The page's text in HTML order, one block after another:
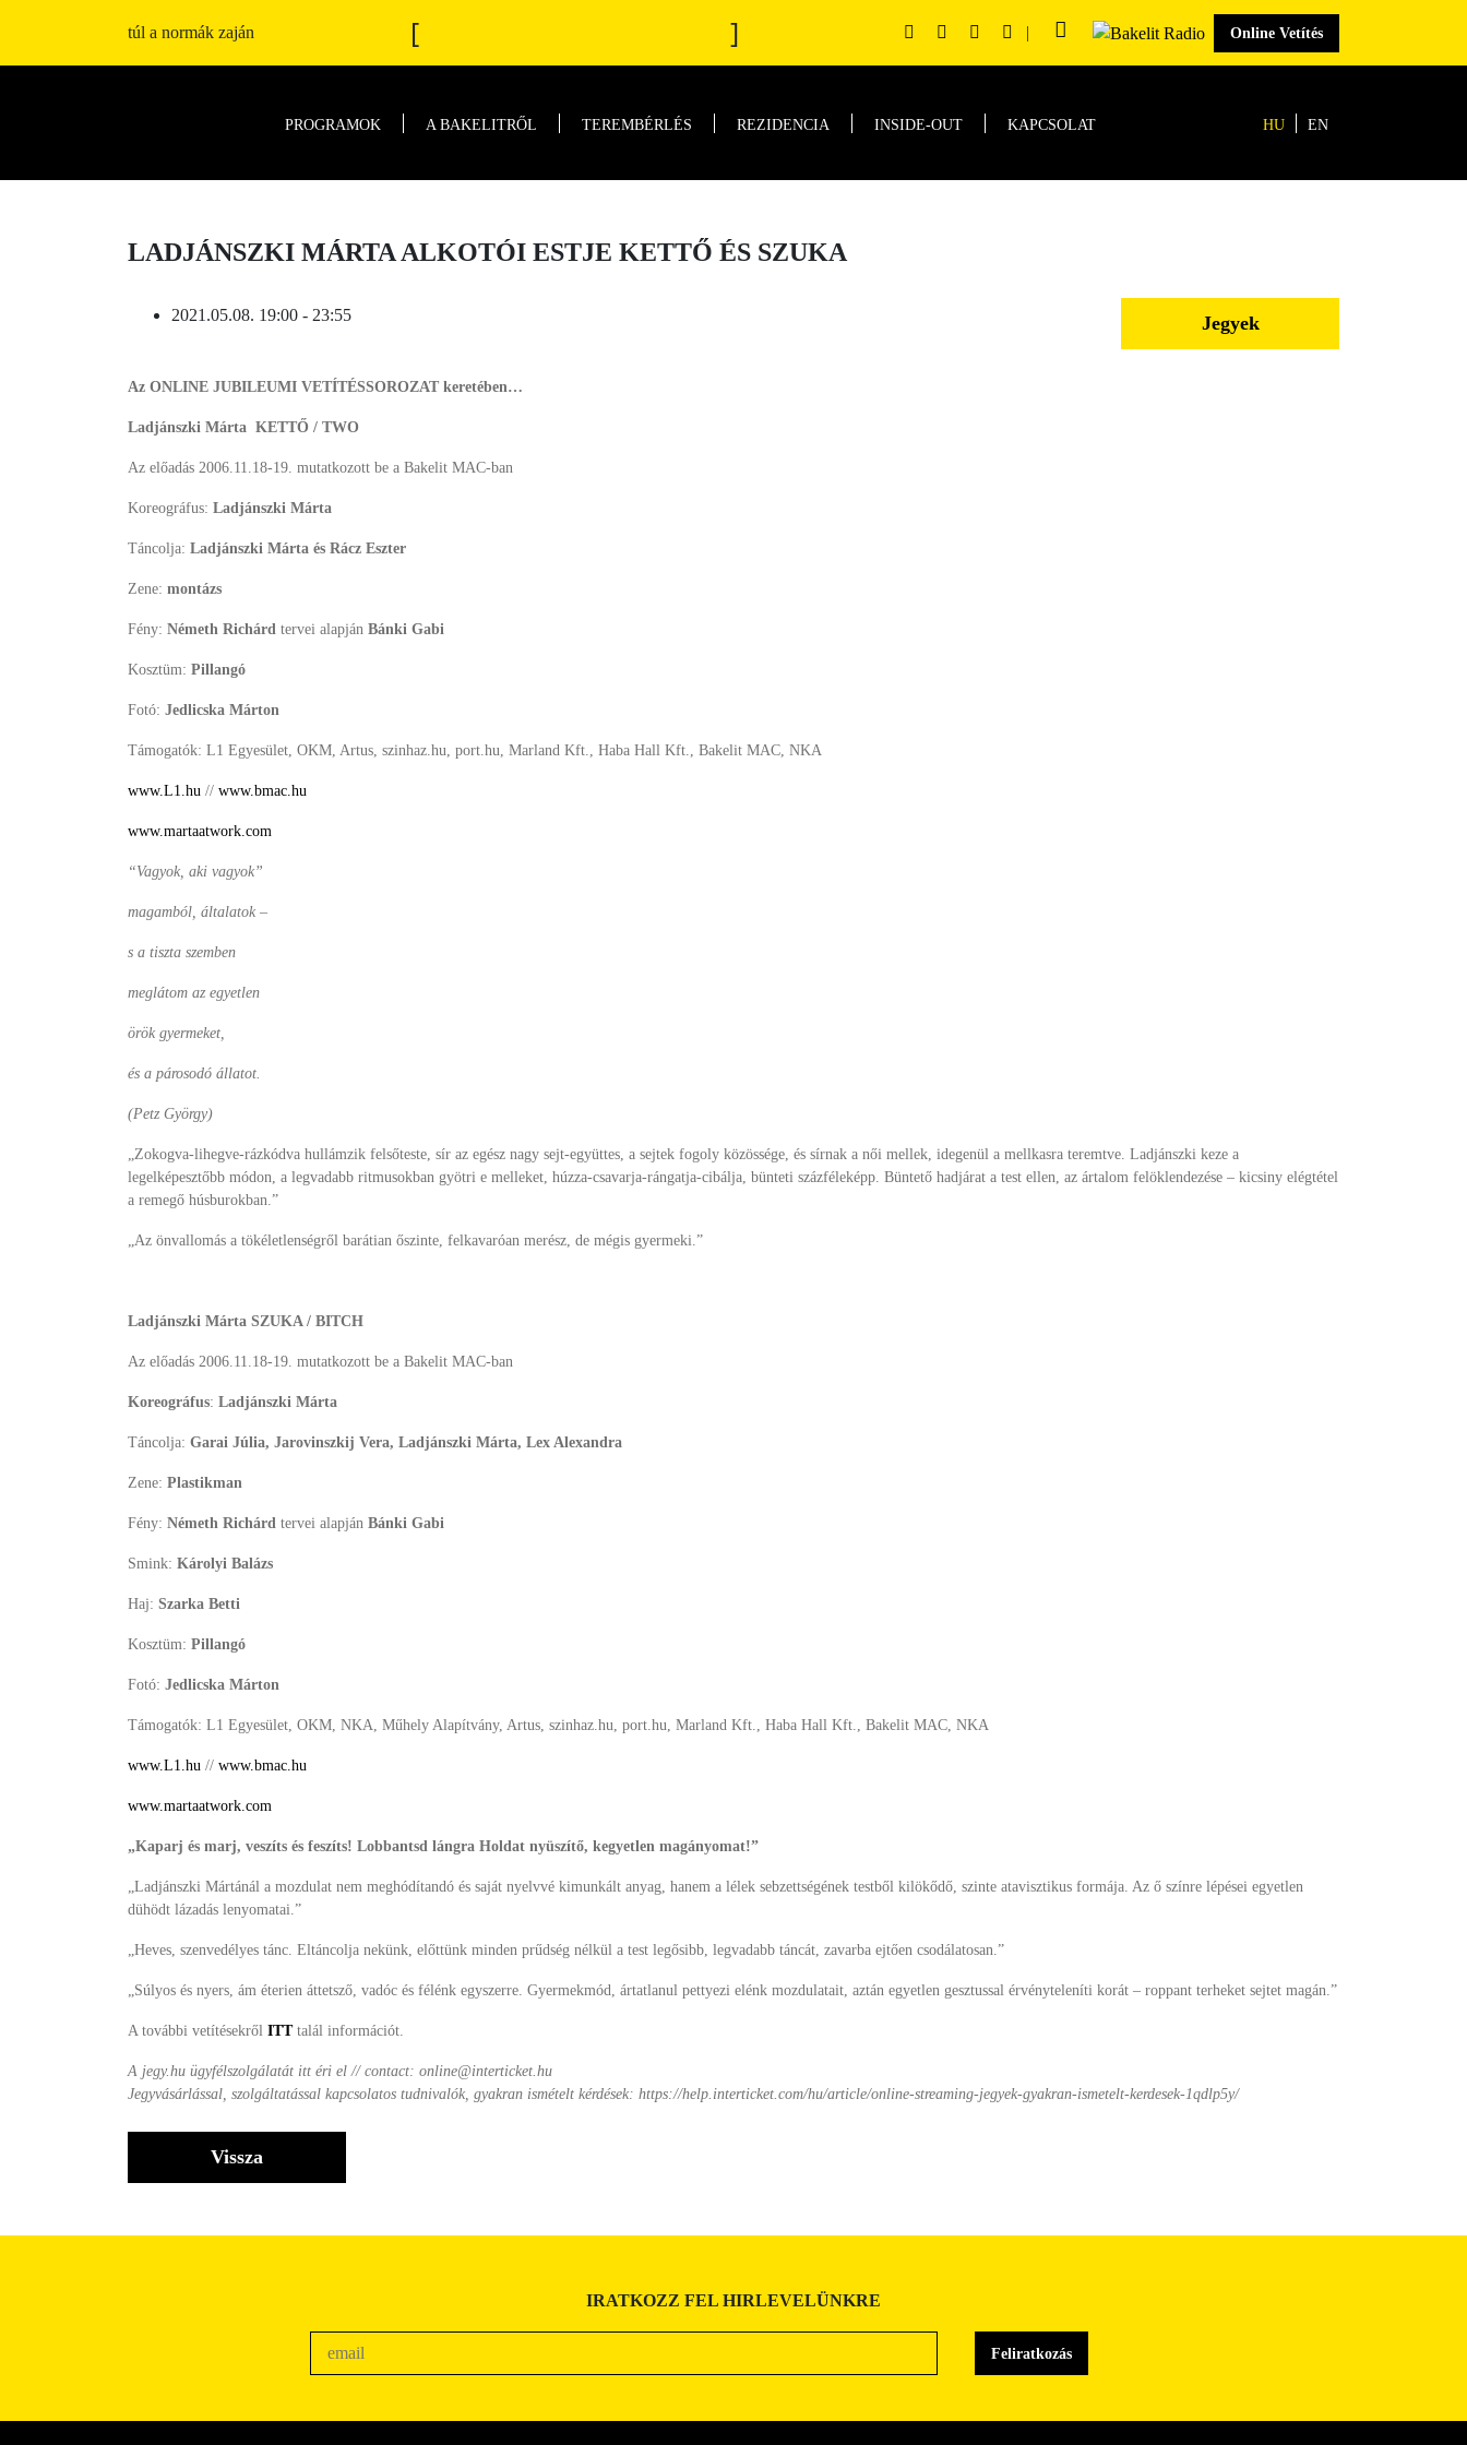
túl a normák zaján [ ] | Online Vetítés
PROGRAMOK A BAKELITRŐL TEREMBÉRLÉS REZIDENCIA INSIDE-OUT KAPCSOLAT HU EN
LADJÁNSZKI MÁRTA ALKOTÓI ESTJE KETTŐ ÉS SZUKA
2021.05.08. 19:00 - 23:55 Jegyek
Az ONLINE JUBILEUMI VETÍTÉSSOROZAT keretében…
Ladjánszki Márta KETTŐ / TWO
Az előadás 2006.11.18-19. mutatkozott be a Bakelit MAC-ban
Koreográfus: Ladjánszki Márta
Táncolja: Ladjánszki Márta és Rácz Eszter
Zene: montázs
Fény: Németh Richárd tervei alapján Bánki Gabi
Kosztüm: Pillangó
Fotó: Jedlicska Márton
Támogatók: L1 Egyesület, OKM, Artus, szinhaz.hu, port.hu, Marland Kft., Haba Hall Kft., Bakelit MAC, NKA
www.L1.hu // www.bmac.hu
www.martaatwork.com
“Vagyok, aki vagyok”
magamból, általatok –
s a tiszta szemben
meglátom az egyetlen
örök gyermeket,
és a párosodó állatot.
(Petz György)
„Zokogva-lihegve-rázkódva hullámzik felsőteste, sír az egész nagy sejt-együttes, a sejtek fogoly közössége, és sírnak a női mellek, idegenül a mellkasra teremtve. Ladjánszki keze a
legelképesztőbb módon, a legvadabb ritmusokban gyötri e melleket, húzza-csavarja-rángatja-cibálja, bünteti százféleképp. Büntető hadjárat a test ellen, az ártalom felöklendezése – kicsiny elégtétel
a remegő húsburokban.”
„Az önvallomás a tökéletlenségről barátian őszinte, felkavaróan merész, de mégis gyermeki.”
Ladjánszki Márta SZUKA / BITCH
Az előadás 2006.11.18-19. mutatkozott be a Bakelit MAC-ban
Koreográfus: Ladjánszki Márta
Táncolja: Garai Júlia, Jarovinszkij Vera, Ladjánszki Márta, Lex Alexandra
Zene: Plastikman
Fény: Németh Richárd tervei alapján Bánki Gabi
Smink: Károlyi Balázs
Haj: Szarka Betti
Kosztüm: Pillangó
Fotó: Jedlicska Márton
Támogatók: L1 Egyesület, OKM, NKA, Műhely Alapítvány, Artus, szinhaz.hu, port.hu, Marland Kft., Haba Hall Kft., Bakelit MAC, NKA
www.L1.hu // www.bmac.hu
www.martaatwork.com
„Kaparj és marj, veszíts és feszíts! Lobbantsd lángra Holdat nyüszítő, kegyetlen magányomat!”
„Ladjánszki Mártánál a mozdulat nem meghódítandó és saját nyelvvé kimunkált anyag, hanem a lélek sebzettségének testből kilökődő, szinte atavisztikus formája. Az ő színre lépései egyetlen
dühödt lázadás lenyomatai.”
„Heves, szenvedélyes tánc. Eltáncolja nekünk, előttünk minden prűdség nélkül a test legősibb, legvadabb táncát, zavarba ejtően csodálatosan.”
„Súlyos és nyers, ám éterien áttetsző, vadóc és félénk egyszerre. Gyermekmód, ártatlanul pettyezi elénk mozdulatait, aztán egyetlen gesztussal érvényteleníti korát – roppant terheket sejtet magán.”
A további vetítésekről ITTtalál információt.
A jegy.hu ügyfélszolgálatát itt éri el // contact: online@interticket.hu
Jegyvásárlással, szolgáltatással kapcsolatos tudnivalók, gyakran ismételt kérdések: https://help.interticket.com/hu/article/online-streaming-jegyek-gyakran-ismetelt-kerdesek-1qdlp5y/
Vissza
IRATKOZZ FEL HIRLEVELÜNKRE